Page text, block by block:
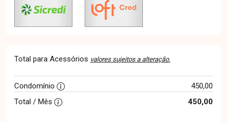
Total para Acessórios valores sujeitos a alteração.
Condomínio
450,00
Total / Mês
450,00